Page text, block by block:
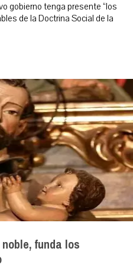
gobierno tenga presente “los
de la Doctrina Social de la
funda los